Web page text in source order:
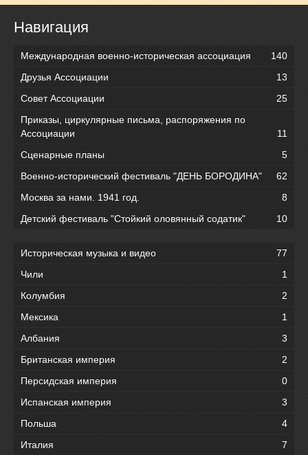
Навигация
Международная военно-историческая ассоциация
140
Друзья Ассоциации
13
Совет Ассоциации
25
Приказы, циркулярные письма, распоряжения по
Ассоциации
11
Сценарные планы
5
Военно-исторический фестиваль "ДЕНЬ БОРОДИНА"
62
Москва за нами. 1941 год.
8
Детский фестиваль "Стойкий оловянный содатик"
10
Историческая музыка и видео
77
Чили
1
Колумбия
2
Мексика
1
Албания
3
Британская империя
2
Персидская империя
0
Испанская империя
3
Польша
4
Италия
7